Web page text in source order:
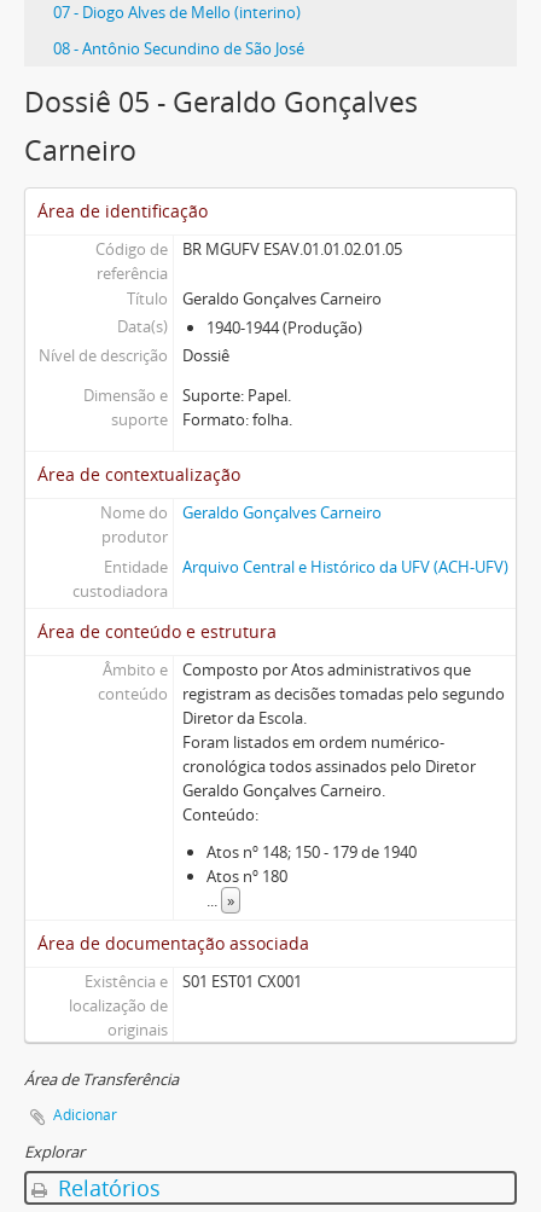
07 - Diogo Alves de Mello (interino)
08 - Antônio Secundino de São José
Dossiê 05 - Geraldo Gonçalves
Carneiro
Área de identificação
Código de
referência
BR MGUFV ESAV.01.01.02.01.05
Título
Geraldo Gonçalves Carneiro
Data(s)
1940-1944 (Produção)
Nível de descrição
Dossiê
Dimensão e
suporte
Suporte: Papel.
Formato: folha.
Área de contextualização
Nome do
produtor
Geraldo Gonçalves Carneiro
Entidade
custodiadora
Arquivo Central e Histórico da UFV (ACH-UFV)
Área de conteúdo e estrutura
Âmbito e
conteúdo
Composto por Atos administrativos que
registram as decisões tomadas pelo segundo
Diretor da Escola.
Foram listados em ordem numérico-
cronológica todos assinados pelo Diretor
Geraldo Gonçalves Carneiro.
Conteúdo:
Atos nº 148; 150 - 179 de 1940
Atos nº 180
... »
Área de documentação associada
Existência e
localização de
originais
S01 EST01 CX001
Área de Transferência
Adicionar
Explorar
Relatórios